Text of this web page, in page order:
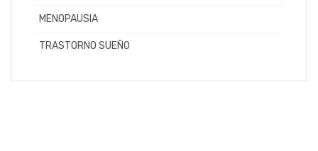
MENOPAUSIA
TRASTORNO SUEÑO